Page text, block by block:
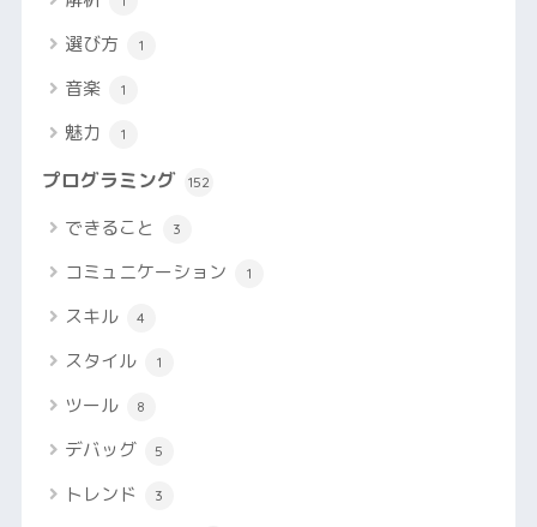
選び方 1
音楽 1
魅力 1
プログラミング 152
できること 3
コミュニケーション 1
スキル 4
スタイル 1
ツール 8
デバッグ 5
トレンド 3